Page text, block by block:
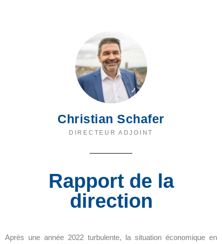
Christian Schafer
DIRECTEUR ADJOINT
Rapport de la
direction
Après une année 2022 turbulente, la situation économique en